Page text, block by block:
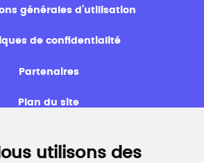
utilisons des
générales d’utilisation
de confidentialité
Partenaires
Plan du site